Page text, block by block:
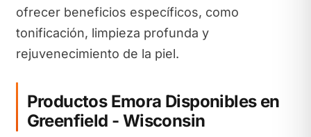
ofrecer beneficios específicos, como
tonificación, limpieza profunda y
rejuvenecimiento de la piel.
Productos Emora Disponibles en
Greenfield - Wisconsin